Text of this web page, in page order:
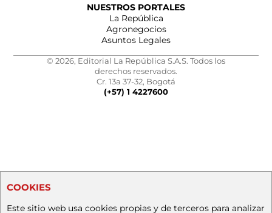
NUESTROS PORTALES
La República
Agronegocios
Asuntos Legales
© 2026, Editorial La República S.A.S. Todos los
derechos reservados.
Cr. 13a 37-32, Bogotá
(+57) 1 4227600
COOKIES
Este sitio web usa cookies propias y de terceros para analizar